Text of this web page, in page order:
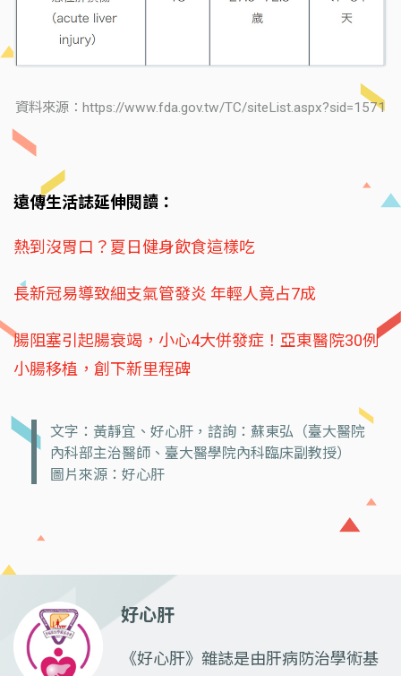
資料來源：https://www.fda.gov.tw/TC/siteList.aspx?sid=1571
遠傳生活誌延伸閱讀：
熱到沒胃口？夏日健身飲食這樣吃
長新冠易導致細支氣管發炎 年輕人竟占7成
腸阻塞引起腸衰竭，小心4大併發症！亞東醫院30例
小腸移植，創下新里程碑
文字：黃靜宜、好心肝，諮詢：蘇東弘（臺大醫院
內科部主治醫師、臺大醫學院內科臨床副教授）
圖片來源：好心肝
好心肝
《好心肝》雜誌是由肝病防治學術基